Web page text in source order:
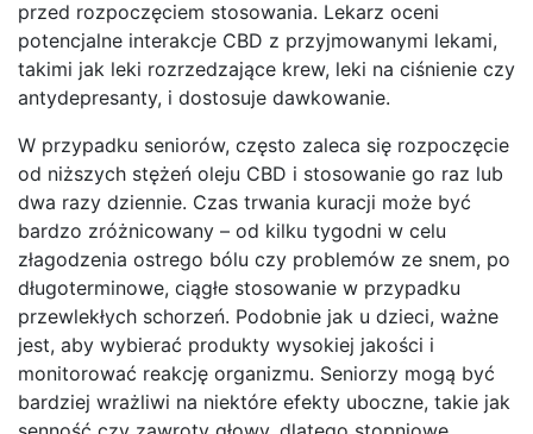
przed rozpoczęciem stosowania. Lekarz oceni
potencjalne interakcje CBD z przyjmowanymi lekami,
takimi jak leki rozrzedzające krew, leki na ciśnienie czy
antydepresanty, i dostosuje dawkowanie.
W przypadku seniorów, często zaleca się rozpoczęcie
od niższych stężeń oleju CBD i stosowanie go raz lub
dwa razy dziennie. Czas trwania kuracji może być
bardzo zróżnicowany – od kilku tygodni w celu
złagodzenia ostrego bólu czy problemów ze snem, po
długoterminowe, ciągłe stosowanie w przypadku
przewlekłych schorzeń. Podobnie jak u dzieci, ważne
jest, aby wybierać produkty wysokiej jakości i
monitorować reakcję organizmu. Seniorzy mogą być
bardziej wrażliwi na niektóre efekty uboczne, takie jak